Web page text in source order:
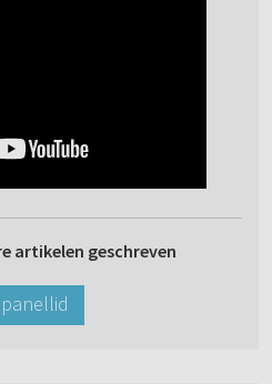
artikelen geschreven